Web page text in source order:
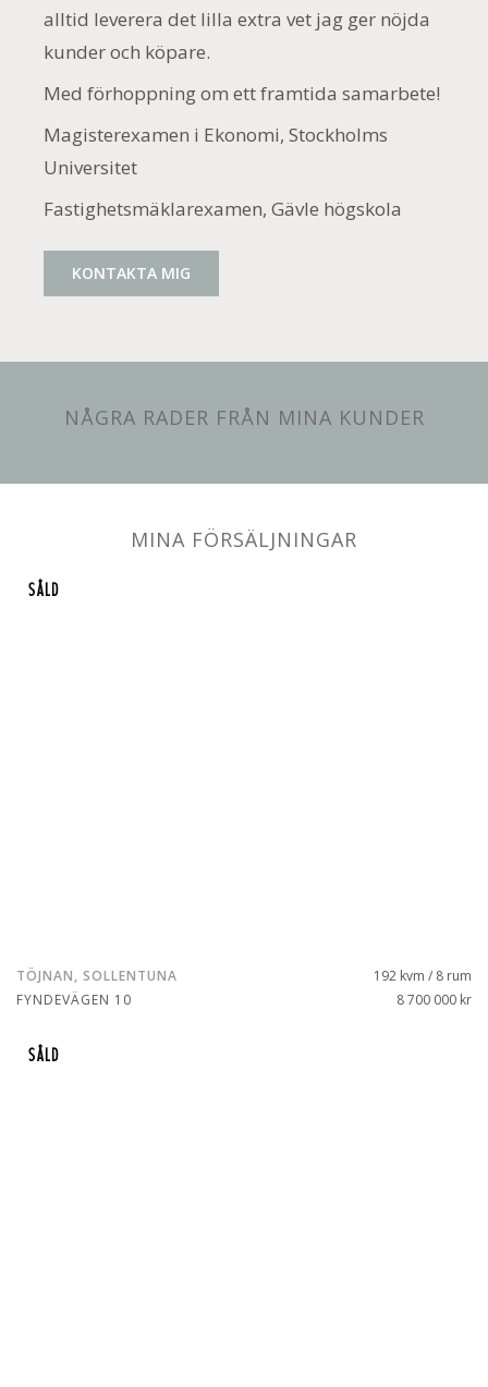
alltid leverera det lilla extra vet jag ger nöjda
kunder och köpare.
Med förhoppning om ett framtida samarbete!
Magisterexamen i Ekonomi, Stockholms
Universitet
Fastighetsmäklarexamen, Gävle högskola
KONTAKTA MIG
NÅGRA RADER FRÅN MINA KUNDER
MINA FÖRSÄLJNINGAR
SÅLD
TÖJNAN, SOLLENTUNA
FYNDEVÄGEN 10
192 kvm / 8 rum
8 700 000 kr
SÅLD